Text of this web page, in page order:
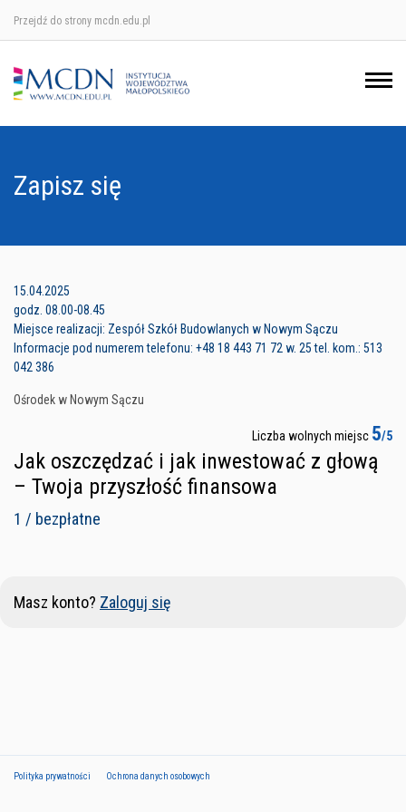
Przejdź do strony mcdn.edu.pl
Zapisz się
15.04.2025
godz. 08.00-08.45
Miejsce realizacji: Zespół Szkół Budowlanych w Nowym Sączu
Informacje pod numerem telefonu: +48 18 443 71 72 w. 25 tel. kom.: 513
042 386
Ośrodek w Nowym Sączu
Liczba wolnych miejsc 5/5
Jak oszczędzać i jak inwestować z głową
– Twoja przyszłość finansowa
1 / bezpłatne
Masz konto? Zaloguj się
Polityka prywatności Ochrona danych osobowych
Ośrodek w Krakowie
Ośrodek w Nowym Sączu
Ośrodek w Tarnowie